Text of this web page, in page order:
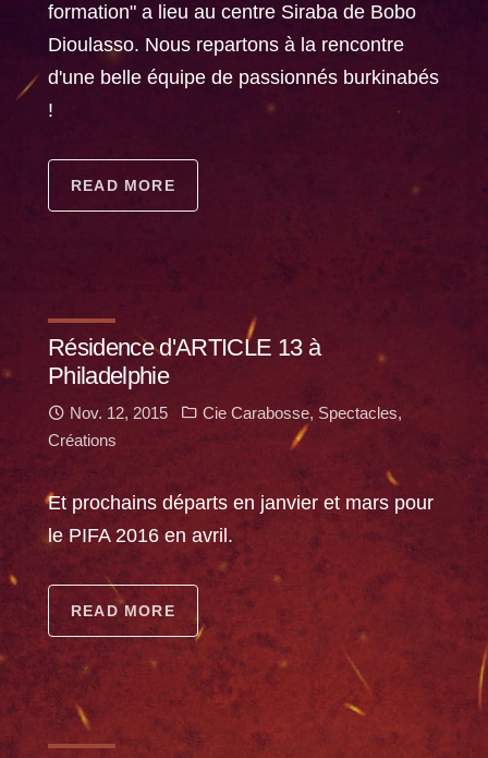
formation" a lieu au centre Siraba de Bobo
Dioulasso. Nous repartons à la rencontre
d'une belle équipe de passionnés burkinabés
!
READ MORE
Résidence d'ARTICLE 13 à
Philadelphie
Nov. 12, 2015 Cie Carabosse, Spectacles,
Créations
Et prochains départs en janvier et mars pour
le PIFA 2016 en avril.
READ MORE